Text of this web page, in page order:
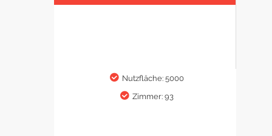
Nutzfläche: 5000
Zimmer: 93